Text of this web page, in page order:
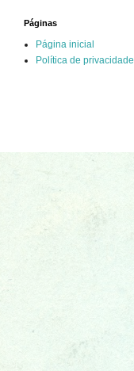
Páginas
Página inicial
Política de privacidade